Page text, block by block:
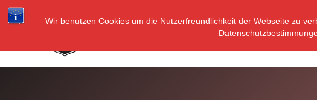
Wir benutzen Cookies um die Nutzerfreundlichkeit der Webseite zu
Zum
Inhalt